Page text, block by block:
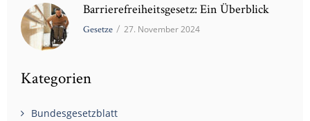
Barrierefreiheitsgesetz: Ein Überblick
Gesetze / 27. November 2024
Kategorien
Bundesgesetzblatt